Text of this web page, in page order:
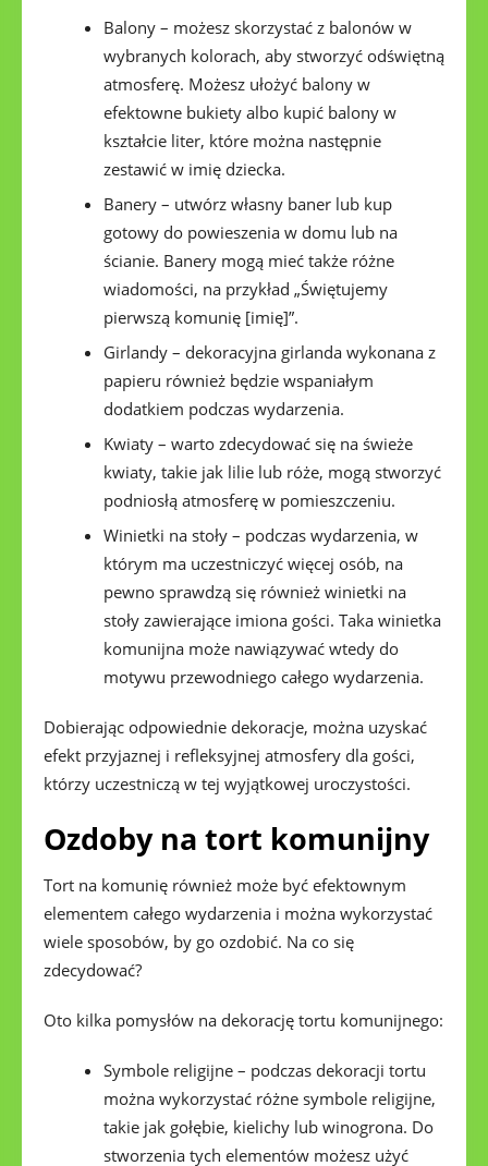
Balony – możesz skorzystać z balonów w
wybranych kolorach, aby stworzyć odświętną
atmosferę. Możesz ułożyć balony w
efektowne bukiety albo kupić balony w
kształcie liter, które można następnie
zestawić w imię dziecka.
Banery – utwórz własny baner lub kup
gotowy do powieszenia w domu lub na
ścianie. Banery mogą mieć także różne
wiadomości, na przykład „Świętujemy
pierwszą komunię [imię]”.
Girlandy – dekoracyjna girlanda wykonana z
papieru również będzie wspaniałym
dodatkiem podczas wydarzenia.
Kwiaty – warto zdecydować się na świeże
kwiaty, takie jak lilie lub róże, mogą stworzyć
podniosłą atmosferę w pomieszczeniu.
Winietki na stoły – podczas wydarzenia, w
którym ma uczestniczyć więcej osób, na
pewno sprawdzą się również winietki na
stoły zawierające imiona gości. Taka winietka
komunijna może nawiązywać wtedy do
motywu przewodniego całego wydarzenia.
Dobierając odpowiednie dekoracje, można uzyskać
efekt przyjaznej i refleksyjnej atmosfery dla gości,
którzy uczestniczą w tej wyjątkowej uroczystości.
Ozdoby na tort komunijny
Tort na komunię również może być efektownym
elementem całego wydarzenia i można wykorzystać
wiele sposobów, by go ozdobić. Na co się
zdecydować?
Oto kilka pomysłów na dekorację tortu komunijnego:
Symbole religijne – podczas dekoracji tortu
można wykorzystać różne symbole religijne,
takie jak gołębie, kielichy lub winogrona. Do
stworzenia tych elementów możesz użyć